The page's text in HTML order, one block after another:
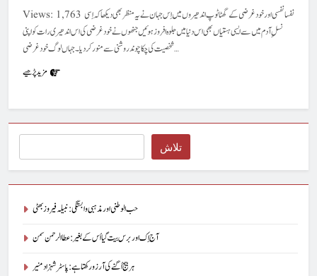
Views: 1,763 نفسا نفسی اور خود غرضی کے گھٹا ٹوپ اندھیروں میں اِس جہان نےیہ منظر بھی دیکھا کہ اِسی
نسلِ آدم میں سے ایسی ہستیاں بھی اس دنیا میں جلوہ افروز ہوئیں جنھوں نے خود غرضی کی اس اندھیری رات کو اپنی
شخصیت کی چکا چوند روشنی سے منور کردیا۔ جہاں لوگ خود غرضی…
مزید پڑھیے
تلاش
حب الوطنی اور مذہبی وابستگی : نبیلہ فیروز بھٹی
آج اِک اور برس بیت گیا اُس کے بغیر : عطاالرحمن سمن
ہر بیج اُگنے کی آرزو رکھتا ہے : پاسٹر شہزاد منیر